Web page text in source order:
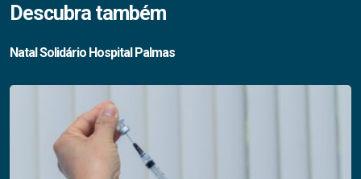
Descubra também
Natal Solidário Hospital Palmas